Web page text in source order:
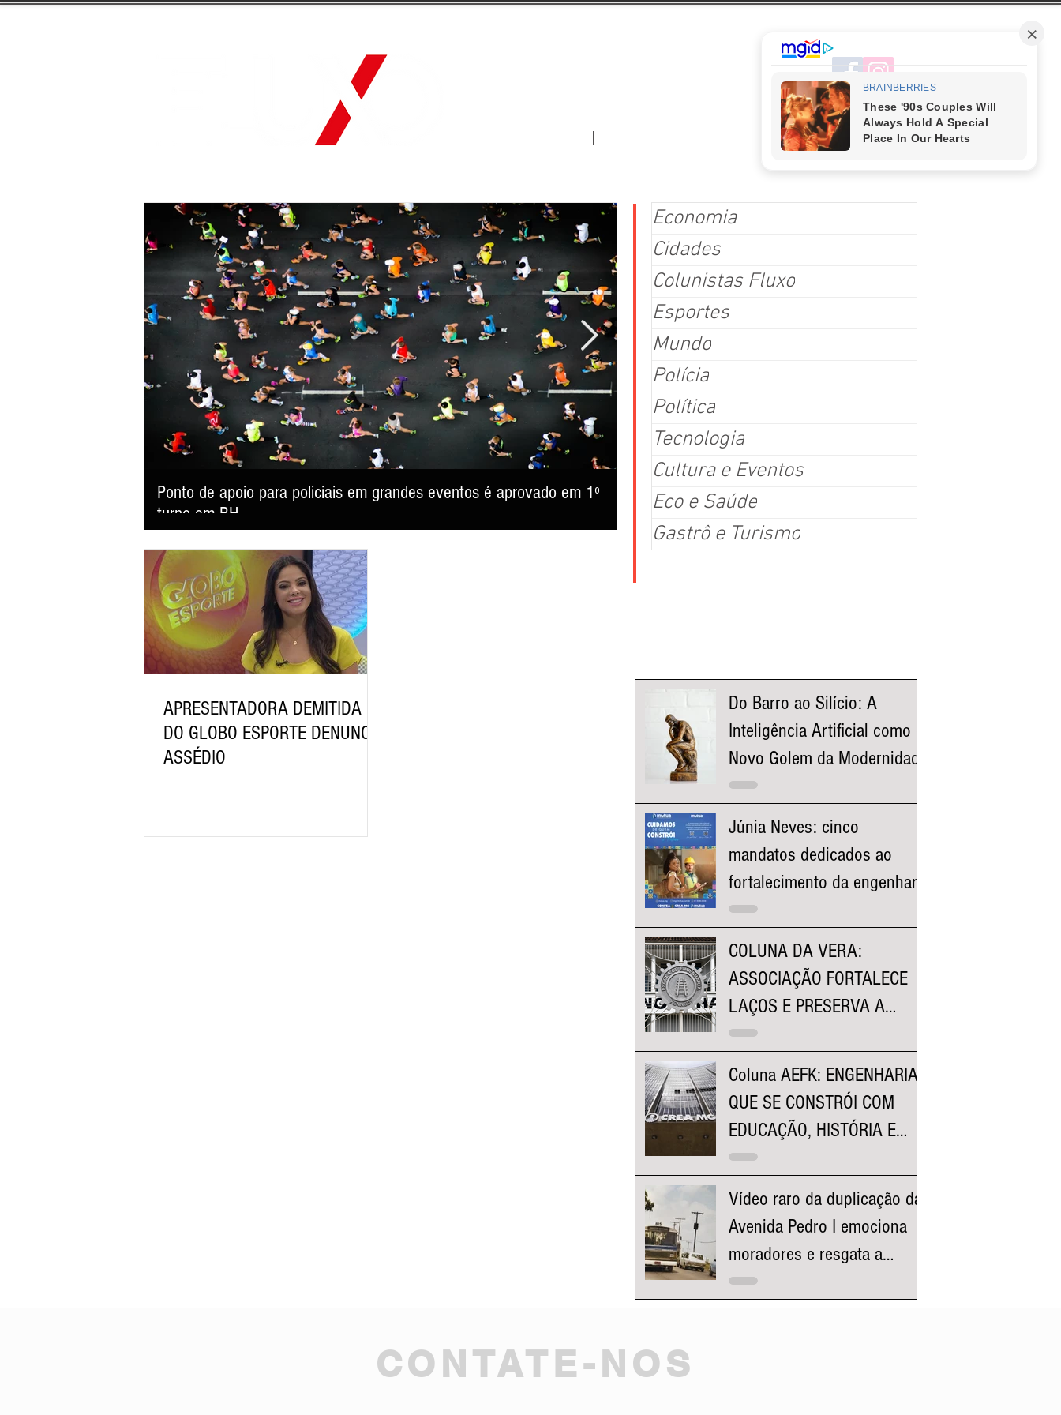
APRESENTADORA DEMITIDA
DO GLOBO ESPORTE DENUNCIA
ASSÉDIO
Economia
Cidades
Colunistas Fluxo
Esportes
Mundo
Polícia
Política
Tecnologia
Cultura e Eventos
Eco e Saúde
Gastrô e Turismo
Do Barro ao Silício: A
Inteligência Artificial como o
Novo Golem da Modernidade
Júnia Neves: cinco
mandatos dedicados ao
fortalecimento da engenharia
e à valorização dos
COLUNA DA VERA:
ASSOCIAÇÃO FORTALECE
LAÇOS E PRESERVA A
HISTÓRIA DA FACULDADE
Coluna AEFK: ENGENHARIA
QUE SE CONSTRÓI COM
EDUCAÇÃO, HISTÓRIA E
REPRESENTATIVIDADE
Vídeo raro da duplicação da
Avenida Pedro I emociona
moradores e resgata a
história da região da
Ponto de apoio para policiais em grandes eventos é aprovado em 1º
turno em BH
terça-feira (4/8), o Projeto de Lei (PL) 668/2026, que torna obrigatória a disponibilização de banheiros
exclusivos, ponto de hidratação e espaço de apoio para alimentação de servidores da segurança pública em
eventos com público estimado igual ou superior a 5 mil pessoas. Sargento Jalyson (PL) disse que a medida
busca garantir mais dignidade aos trabalhadores em eventos como
Cerca de 40 mil pessoas: Arraial de Belô confirma força da
consolida-se como o maior festejo junino fora do Nordeste
Mais de 37 mil pessoas lotaram o Mineirinho no último fim de semana da 47ª edição da festa, que
cultura popular, música, gastronomia e o tradicional Concurso Municipal de Quadrilhas Belo
Arraial de Belô encerrou sua programação com recorde de público e consolidou o evento como o
CONTATE-NOS